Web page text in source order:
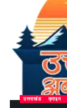
उत्तराखंड क्राइम